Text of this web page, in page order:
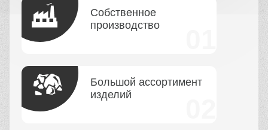
Собственное
производство
Большой ассортимент
изделий